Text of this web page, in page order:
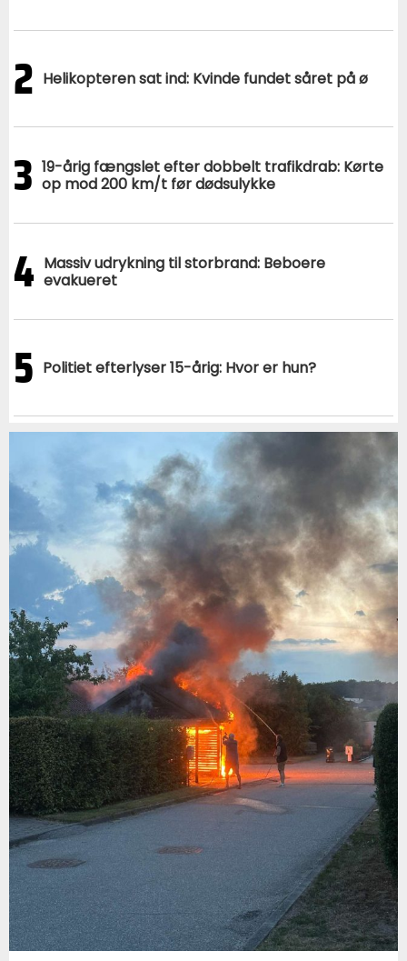
2 Helikopteren sat ind: Kvinde fundet såret på ø
3 19-årig fængslet efter dobbelt trafikdrab: Kørte
op mod 200 km/t før dødsulykke
4 Massiv udrykning til storbrand: Beboere
evakueret
5 Politiet efterlyser 15-årig: Hvor er hun?